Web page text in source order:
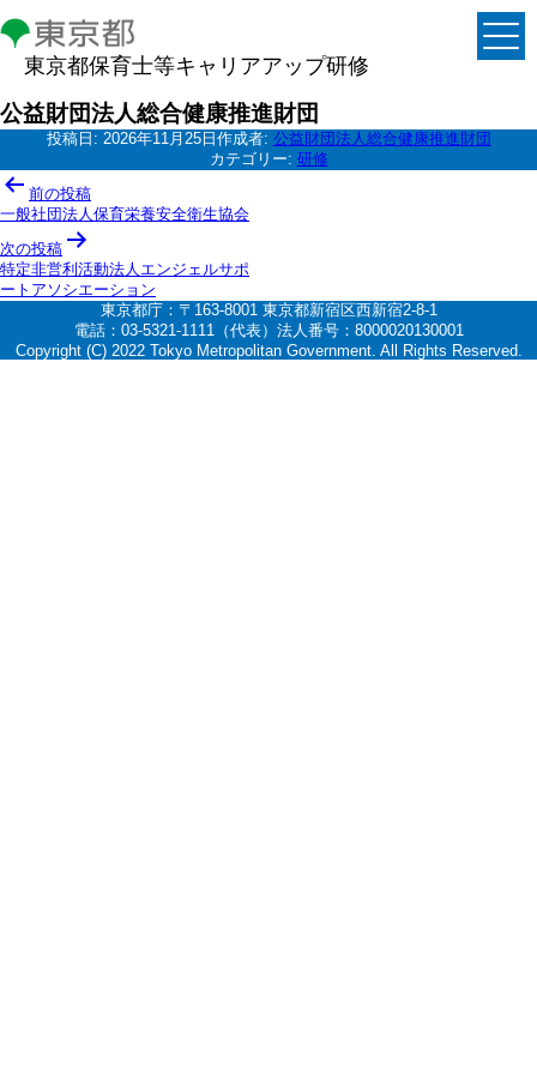
東京都保育士等キャリアアップ研修
公益財団法人総合健康推進財団
投稿日: 2026年11月25日 作成者: 公益財団法人総合健康推進財団
カテゴリー: 研修
投
稿
ナ
ビ
ゲ
ー
前の投稿
一般社団法人保育栄養安全衛生協会
次の投稿
特定非営利活動法人エンジェルサポ
ートアソシエーション
東京都庁：〒163-8001 東京都新宿区西新宿2-8-1
電話：03-5321-1111（代表）法人番号：8000020130001
Copyright (C) 2022 Tokyo Metropolitan Government. All Rights Reserved.